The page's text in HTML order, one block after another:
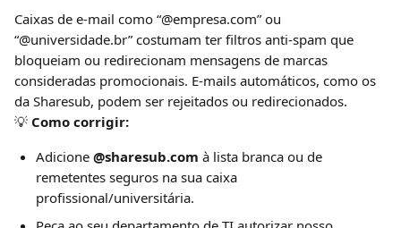
Caixas de e-mail como “@empresa.com” ou
“@universidade.br” costumam ter filtros anti-spam que
bloqueiam ou redirecionam mensagens de marcas
consideradas promocionais. E-mails automáticos, como os
da Sharesub, podem ser rejeitados ou redirecionados.
💡 Como corrigir:
Adicione @sharesub.com à lista branca ou de
remetentes seguros na sua caixa
profissional/universitária.